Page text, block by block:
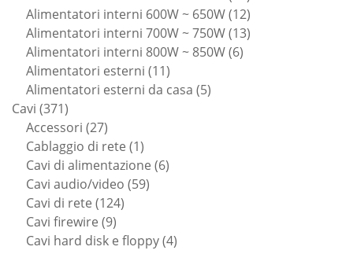
prodotti
Alimentatori interni 600W ~ 650W 1212
prodotti
Alimentatori interni 700W ~ 750W 1313
Alimentatori interni 800W ~ 850W 66
Alimentatori esterni 1111
prodotti
Alimentatori esterni da casa 55
Cavi 371371
prodotti
Accessori 2727
prodotti
Cablaggio di rete 11
prodotto
Cavi di alimentazione 66
Cavi audio/video 5959
Cavi di rete 124124
Cavi firewire 99
prodotti
Cavi hard disk e floppy 44